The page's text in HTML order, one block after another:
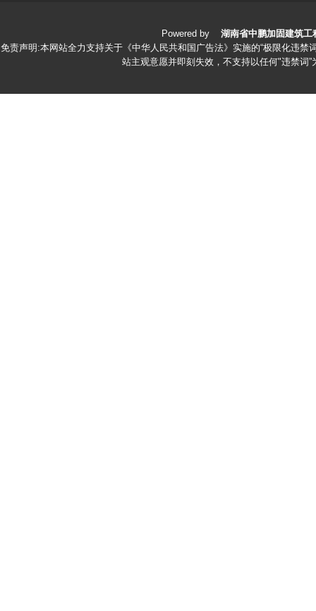
Powered by 湖南省中鹏加固建筑工
免责声明:本网站全力支持关于《中华人民共和国广告法》实施的“极限化违禁
站主观意愿并即刻失效，不支持以任何"违禁词